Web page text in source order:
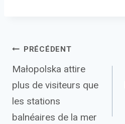
Navigation
de
l’article
PRÉCÉDENT
Małopolska attire
plus de visiteurs que
les stations
balnéaires de la mer